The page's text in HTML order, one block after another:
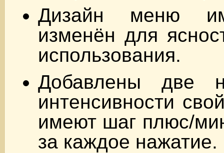
Дизайн меню
изменён для
использования.
Добавлены две
интенсивности
имеют шаг плюс/
за каждое нажатие.